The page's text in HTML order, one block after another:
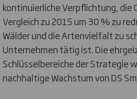
kontinuierliche Verpflichtung, die
Vergleich zu 2015 um 30 % zu
Wälder und die Artenvielfalt zu
Unternehmen tätig ist. Die
Schlüsselbereiche der Strategie
nachhaltige Wachstum von DS